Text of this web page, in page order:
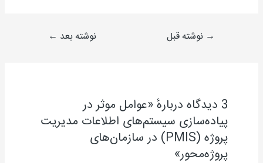
→ نوشته قبل نوشته بعد ←
3 دیدگاه دربارهٔ «عوامل موثر در
پیاده‌سازی سیستم‌های اطلاعات مدیریت
پروژه (PMIS) در سازمان‌های
پروژه‌محور»